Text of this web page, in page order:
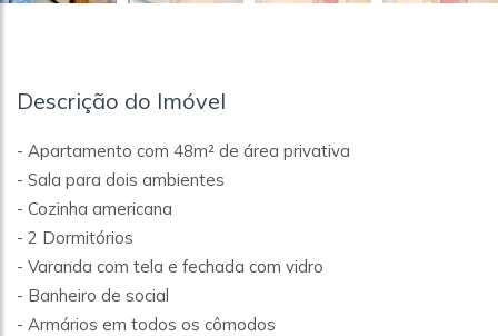
Descrição do Imóvel
- Apartamento com 48m² de área privativa
- Sala para dois ambientes
- Cozinha americana
- 2 Dormitórios
- Varanda com tela e fechada com vidro
- Banheiro de social
- Armários em todos os cômodos